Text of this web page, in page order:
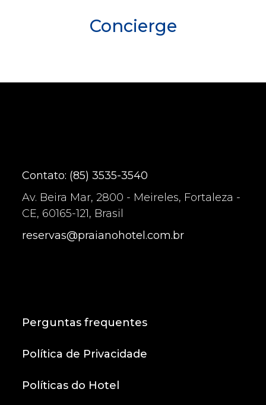
Concierge
Contato: (85) 3535-3540
Av. Beira Mar, 2800 - Meireles, Fortaleza -
CE, 60165-121, Brasil
reservas@praianohotel.com.br
Perguntas frequentes
Política de Privacidade
Políticas do Hotel